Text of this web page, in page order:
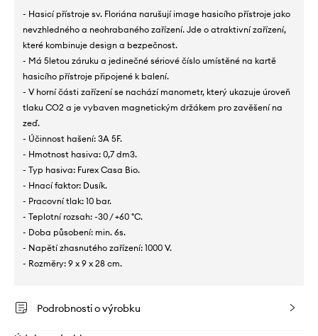
- Hasicí přístroje sv. Floriána narušují image hasicího přístroje jako
nevzhledného a neohrabaného zařízení. Jde o atraktivní zařízení,
které kombinuje design a bezpečnost.
- Má 5letou záruku a jedinečné sériové číslo umístěné na kartě
hasicího přístroje připojené k balení.
- V horní části zařízení se nachází manometr, který ukazuje úroveň
tlaku CO2 a je vybaven magnetickým držákem pro zavěšení na
zeď.
- Účinnost hašení: 3A 5F.
- Hmotnost hasiva: 0,7 dm3.
- Typ hasiva: Furex Casa Bio.
- Hnací faktor: Dusík.
- Pracovní tlak: 10 bar.
- Teplotní rozsah: -30 / +60 °C.
- Doba působení: min. 6s.
- Napětí zhasnutého zařízení: 1000 V.
- Rozměry: 9 x 9 x 28 cm.
Podrobnosti o výrobku